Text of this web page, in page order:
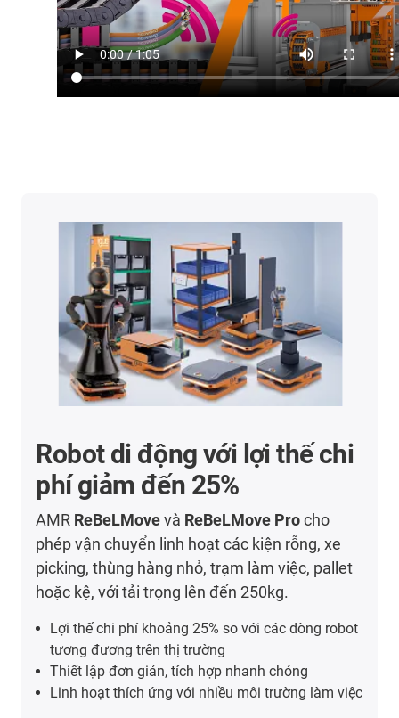
Robot di động với lợi thế chi
phí giảm đến 25%
AMR ReBeLMovevà ReBeLMove Procho
phép vận chuyển linh hoạt các kiện rỗng, xe
picking, thùng hàng nhỏ, trạm làm việc, pallet
hoặc kệ, với tải trọng lên đến 250kg.
Lợi thế chi phí khoảng 25% so với các dòng robot
tương đương trên thị trường
Thiết lập đơn giản, tích hợp nhanh chóng
Linh hoạt thích ứng với nhiều môi trường làm việc